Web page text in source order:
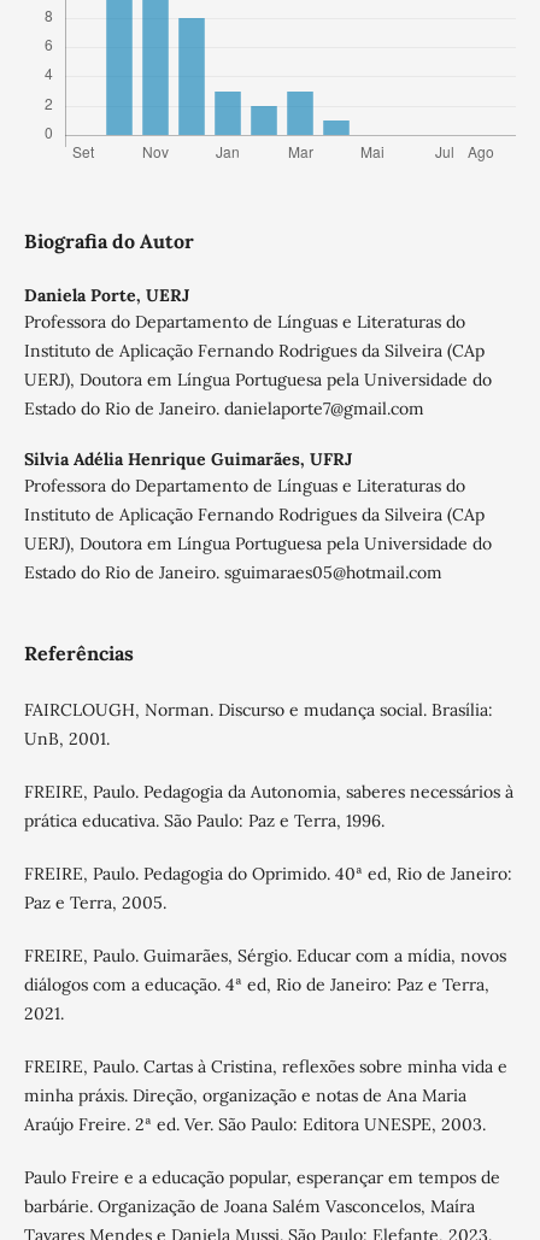
Biografia do Autor
Daniela Porte, UERJ
Professora do Departamento de Línguas e Literaturas do
Instituto de Aplicação Fernando Rodrigues da Silveira (CAp
UERJ), Doutora em Língua Portuguesa pela Universidade do
Estado do Rio de Janeiro. danielaporte7@gmail.com
Silvia Adélia Henrique Guimarães, UFRJ
Professora do Departamento de Línguas e Literaturas do
Instituto de Aplicação Fernando Rodrigues da Silveira (CAp
UERJ), Doutora em Língua Portuguesa pela Universidade do
Estado do Rio de Janeiro. sguimaraes05@hotmail.com
Referências
FAIRCLOUGH, Norman. Discurso e mudança social. Brasília:
UnB, 2001.
FREIRE, Paulo. Pedagogia da Autonomia, saberes necessários à
prática educativa. São Paulo: Paz e Terra, 1996.
FREIRE, Paulo. Pedagogia do Oprimido. 40ª ed, Rio de Janeiro:
Paz e Terra, 2005.
FREIRE, Paulo. Guimarães, Sérgio. Educar com a mídia, novos
diálogos com a educação. 4ª ed, Rio de Janeiro: Paz e Terra,
2021.
FREIRE, Paulo. Cartas à Cristina, reflexões sobre minha vida e
minha práxis. Direção, organização e notas de Ana Maria
Araújo Freire. 2ª ed. Ver. São Paulo: Editora UNESPE, 2003.
Paulo Freire e a educação popular, esperançar em tempos de
barbárie. Organização de Joana Salém Vasconcelos, Maíra
Tavares Mendes e Daniela Mussi. São Paulo: Elefante, 2023.